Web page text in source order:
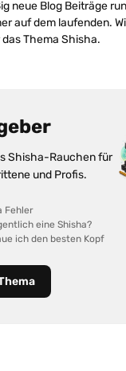
neue Blog Beiträge
auf dem laufenden.
Thema Shisha.
Shisha-Rauchen für
und Profis.
Fehler
eine Shisha?
ich den besten Kopf